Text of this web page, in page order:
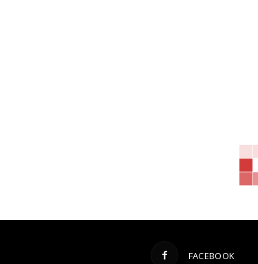
FACEBOOK